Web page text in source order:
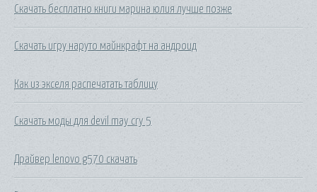
Скачать бесплатно книги марина юлия лучше позже
Скачать игру наруто майнкрафт на андроид
Как из экселя распечатать таблицу
Скачать моды для devil may cry 5
Драйвер lenovo g570 скачать